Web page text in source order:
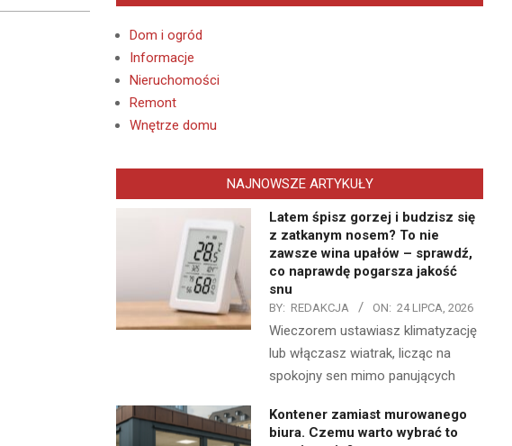
Dom i ogród
Informacje
Nieruchomości
Remont
Wnętrze domu
NAJNOWSZE ARTYKUŁY
Latem śpisz gorzej i budzisz się
z zatkanym nosem? To nie
zawsze wina upałów – sprawdź,
co naprawdę pogarsza jakość
snu
BY: REDAKCJA ON: 24 LIPCA, 2026
Wieczorem ustawiasz klimatyzację
lub włączasz wiatrak, licząc na
spokojny sen mimo panujących
Kontener zamiast murowanego
biura. Czemu warto wybrać to